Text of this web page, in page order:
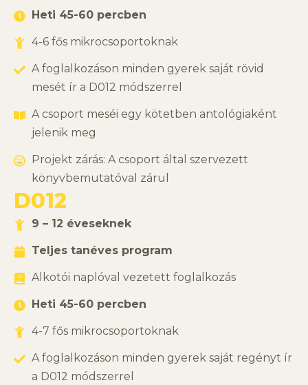
Heti 45-60 percben
4-6 fős mikrocsoportoknak
A foglalkozáson minden gyerek saját rövid
mesét ír a D012 módszerrel
A csoport meséi egy kötetben antológiaként
jelenik meg
Projekt zárás: A csoport által szervezett
könyvbemutatóval zárul
D012
9 – 12 éveseknek
Teljes tanéves program
Alkotói naplóval vezetett foglalkozás
Heti 45-60 percben
4-7 fős mikrocsoportoknak
A foglalkozáson minden gyerek saját regényt ír
a D012 módszerrel